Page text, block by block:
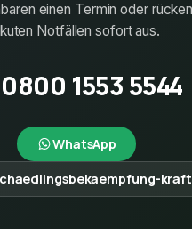
einen Termin oder
Notfällen sofort aus.
0800 1553 5544
WhatsApp